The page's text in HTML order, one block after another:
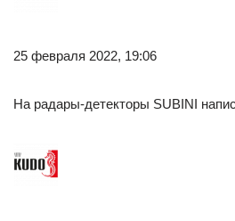
25 февраля 2022, 19:06
На радары-детекторы SUBINI